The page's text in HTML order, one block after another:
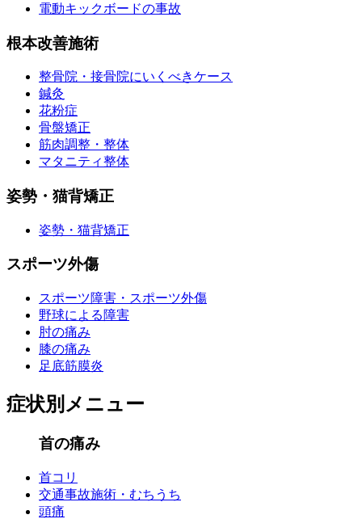
電動キックボードの事故
根本改善施術
整骨院・接骨院にいくべきケース
鍼灸
花粉症
骨盤矯正
筋肉調整・整体
マタニティ整体
姿勢・猫背矯正
姿勢・猫背矯正
スポーツ外傷
スポーツ障害・スポーツ外傷
野球による障害
肘の痛み
膝の痛み
足底筋膜炎
症状別メニュー
首の痛み
首コリ
交通事故施術・むちうち
頭痛